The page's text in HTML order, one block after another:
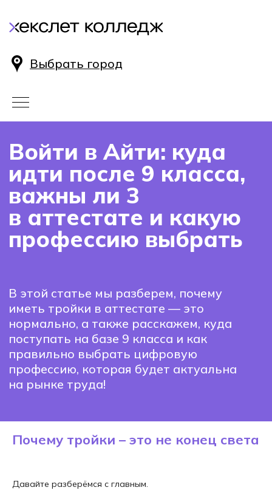
Войти в Айти: куда
идти после 9 класса,
важны ли 3
в аттестате и какую
профессию выбрать
иметь тройки в аттестате — это
нормально, а также расскажем, куда
поступать на базе 9 класса и как
правильно выбрать цифровую
Почему тройки – это не конец света
Давайте разберёмся с главным.